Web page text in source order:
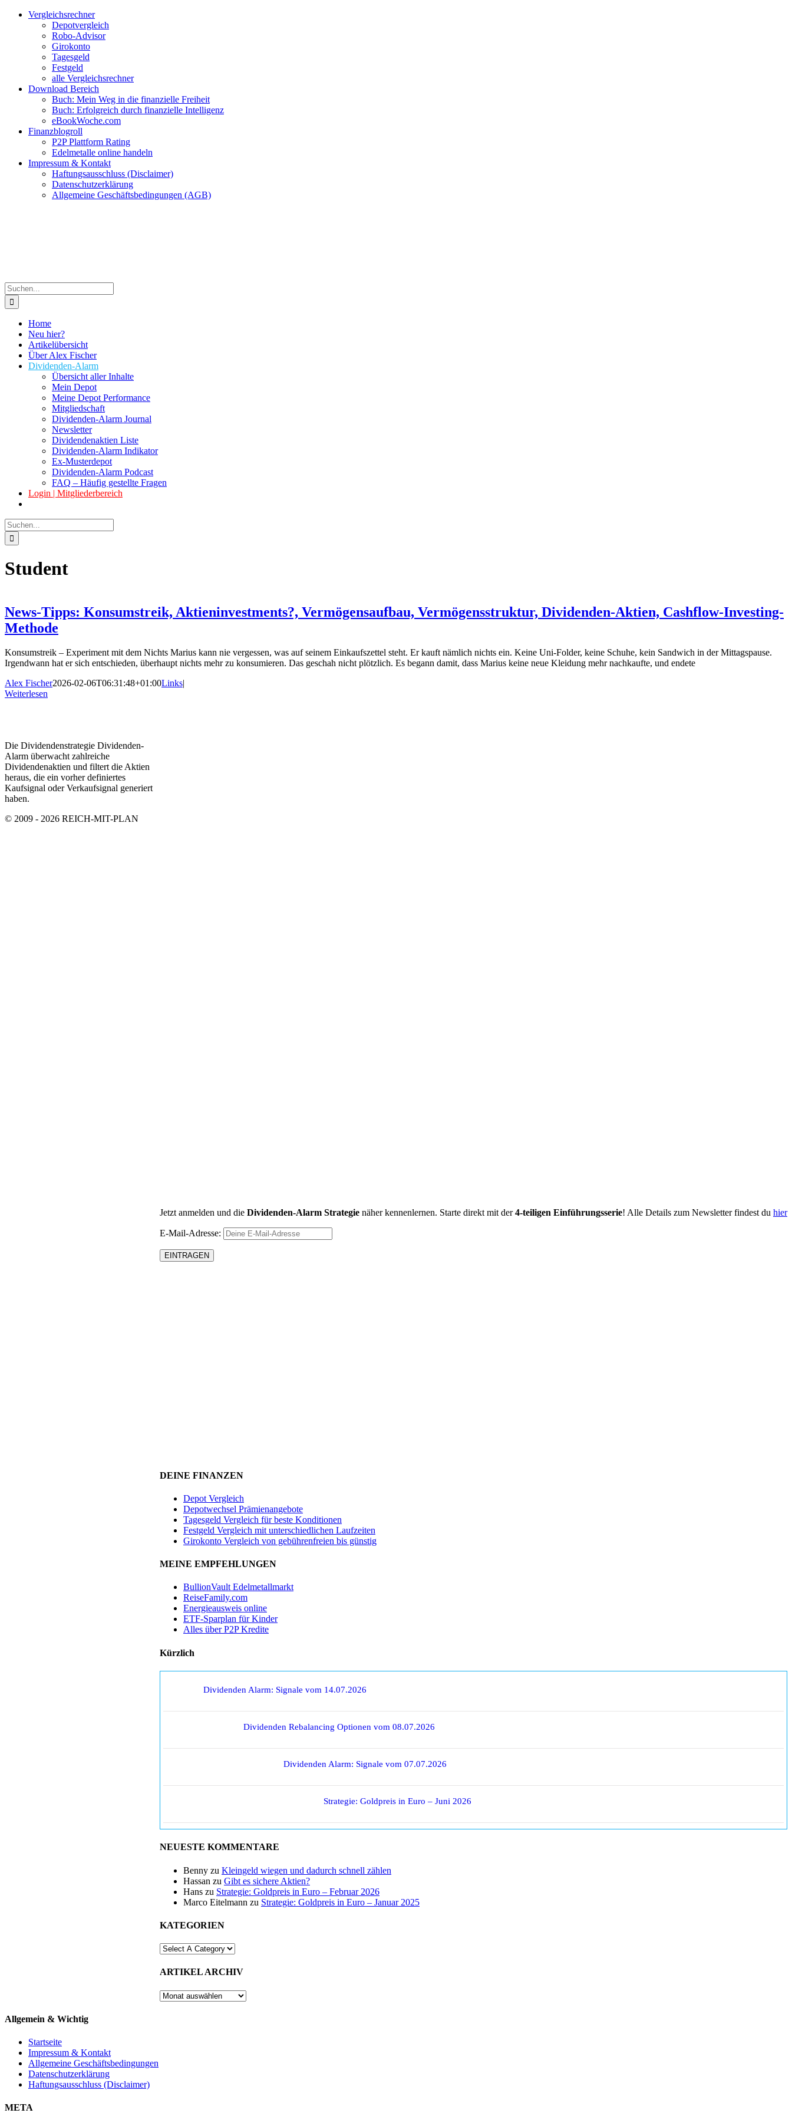
Zum
Facebook
Twitter
Instagram
Pinterest
YouTubeVergleichsrechner
Depotvergleich
Robo-Advisor
Girokonto
Tagesgeld
Festgeld
alle Vergleichsrechner
Download Bereich
Buch: Mein Weg in die finanzielle Freiheit
Buch: Erfolgreich durch finanzielle Intelligenz
eBookWoche.com
Finanzblogroll
P2P Plattform Rating
Edelmetalle online handeln
Impressum & Kontakt
Haftungsausschluss (Disclaimer)
Datenschutzerklärung
Allgemeine Geschäftsbedingungen (AGB)
Suche
nach:
Home
Neu hier?
Artikelübersicht
Über Alex Fischer
Dividenden-Alarm
Übersicht aller Inhalte
Mein Depot
Meine Depot Performance
Mitgliedschaft
Dividenden-Alarm Journal
Newsletter
Dividendenaktien Liste
Dividenden-Alarm Indikator
Ex-Musterdepot
Dividenden-Alarm Podcast
FAQ – Häufig gestellte Fragen
Login | Mitgliederbereich
Suche
nach:
Student
News-Tipps: Konsumstreik, Aktieninvestments?, Vermögensaufbau, Vermögensstruktur, Dividenden-Aktien, Cashflow-Investing-
Methode
Konsumstreik – Experiment mit dem Nichts Marius kann nie vergessen, was auf seinem Einkaufszettel steht. Er kauft nämlich nichts ein. Keine Uni-Folder, keine Schuhe, kein Sandwich in der Mittagspause.
Irgendwann hat er sich entschieden, überhaupt nichts mehr zu konsumieren. Das geschah nicht plötzlich. Es begann damit, dass Marius keine neue Kleidung mehr nachkaufte, und endete
Alex Fischer2026-02-06T06:31:48+01:00Links|
Weiterlesen
Jetzt anmelden und die Dividenden-Alarm Strategie näher kennenlernen. Starte direkt mit der4-teiligen Einführungsserie! Alle Details zum Newsletter findest du hier
E-Mail-Adresse:
DEINE FINANZEN
Depot Vergleich
Depotwechsel Prämienangebote
Tagesgeld Vergleich für beste Konditionen
Festgeld Vergleich mit unterschiedlichen Laufzeiten
Girokonto Vergleich von gebührenfreien bis günstig
MEINE EMPFEHLUNGEN
BullionVault Edelmetallmarkt
ReiseFamily.com
Energieausweis online
ETF-Sparplan für Kinder
Alles über P2P Kredite
Kürzlich
Dividenden Alarm: Signale vom 14.07.2026
Dividenden Rebalancing Optionen vom 08.07.2026
Dividenden Alarm: Signale vom 07.07.2026
Strategie: Goldpreis in Euro – Juni 2026
NEUESTE KOMMENTARE
Benny zu Kleingeld wiegen und dadurch schnell zählen
Hassan zu Gibt es sichere Aktien?
Hans zu Strategie: Goldpreis in Euro – Februar 2026
Marco Eitelmann zu Strategie: Goldpreis in Euro – Januar 2025
KATEGORIEN
ARTIKEL ARCHIV
ARTIKEL
Die Dividendenstrategie Dividenden-
Alarm überwacht zahlreiche
Dividendenaktien und filtert die Aktien
heraus, die ein vorher definiertes
Kaufsignal oder Verkaufsignal generiert
haben.
© 2009 - 2026 REICH-MIT-PLAN
Allgemein & Wichtig
Startseite
Impressum & Kontakt
Allgemeine Geschäftsbedingungen
Datenschutzerklärung
Haftungsausschluss (Disclaimer)
META